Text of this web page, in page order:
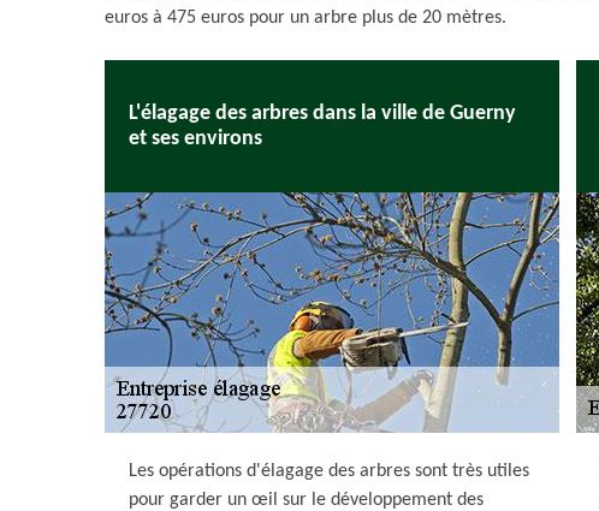
euros à 475 euros pour un arbre plus de 20 mètres.
L'élagage des arbres dans la ville de Guerny
et ses environs
Les opérations d'élagage des arbres sont très utiles
pour garder un œil sur le développement des